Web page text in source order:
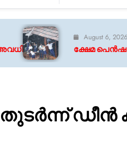
August 6, 2026
പെൻഷൻ ഇനി നേരിട്ടില്ല ;
തുടർന്ന്